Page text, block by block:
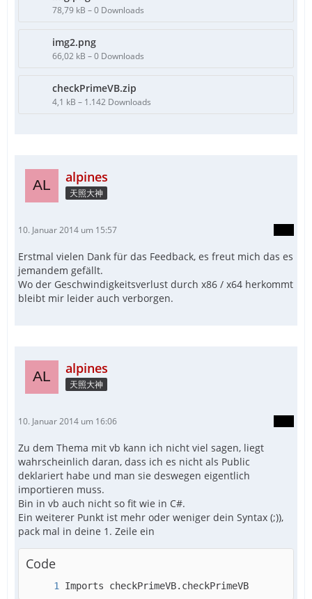
78,79 kB – 0 Downloads
img2.png
66,02 kB – 0 Downloads
checkPrimeVB.zip
4,1 kB – 1.142 Downloads
alpines
天照大神
10. Januar 2014 um 15:57
Erstmal vielen Dank für das Feedback, es freut mich das es
jemandem gefällt.
Wo der Geschwindigkeitsverlust durch x86 / x64 herkommt
bleibt mir leider auch verborgen.
alpines
天照大神
10. Januar 2014 um 16:06
Zu dem Thema mit vb kann ich nicht viel sagen, liegt
wahrscheinlich daran, dass ich es nicht als Public
deklariert habe und man sie deswegen eigentlich
importieren muss.
Bin in vb auch nicht so fit wie in C#.
Ein weiterer Punkt ist mehr oder weniger dein Syntax (;)),
pack mal in deine 1. Zeile ein
Code
Imports checkPrimeVB.checkPrimeVB